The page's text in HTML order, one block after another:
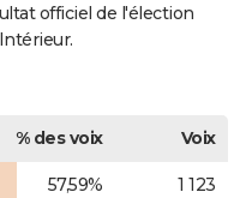
officiel de l'élection
% des voix
Voix
57,59% 1 123